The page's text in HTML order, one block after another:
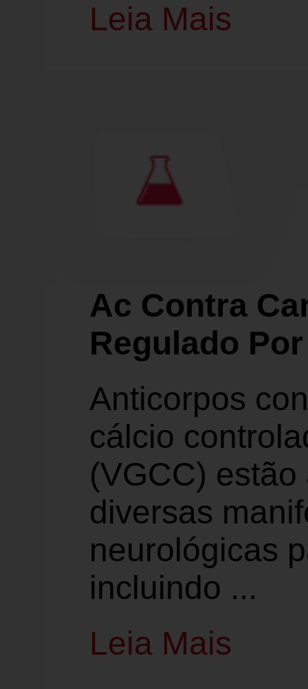
Leia Mais
Ac Contra
Regulado
Anticorpos
cálcio
(VGCC)
diversas
neurológicas
incluindo ...
Leia Mais